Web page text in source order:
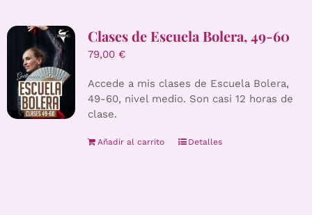
Clases de Escuela Bolera, 49-60
79,00 €
Accede a mis clases de Escuela Bolera,
49-60, nivel medio. Son casi 12 horas de
clase.
Añadir al carrito Detalles